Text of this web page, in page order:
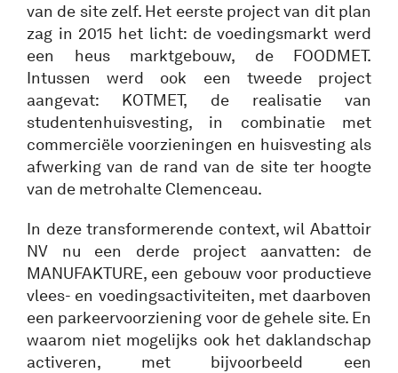
van de site zelf. Het eerste project van dit plan
zag in 2015 het licht: de voedingsmarkt werd
een heus marktgebouw, de FOODMET.
Intussen werd ook een tweede project
aangevat: KOTMET, de realisatie van
studentenhuisvesting, in combinatie met
commerciële voorzieningen en huisvesting als
afwerking van de rand van de site ter hoogte
van de metrohalte Clemenceau.
In deze transformerende context, wil Abattoir
NV nu een derde project aanvatten: de
MANUFAKTURE, een gebouw voor productieve
vlees- en voedingsactiviteiten, met daarboven
een parkeervoorziening voor de gehele site. En
waarom niet mogelijks ook het daklandschap
activeren, met bijvoorbeeld een